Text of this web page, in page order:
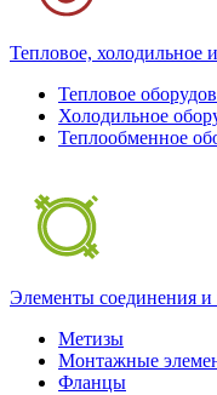
Тепловое, холодильное
Тепловое
Холодильное
Теплообменное
Элементы соединения и
Метизы
Монтажные
Фланцы